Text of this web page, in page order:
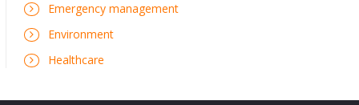
Emergency management
Environment
Healthcare